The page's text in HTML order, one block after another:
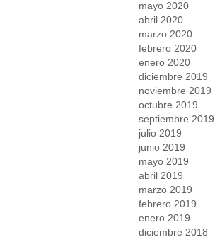
mayo 2020
abril 2020
marzo 2020
febrero 2020
enero 2020
diciembre 2019
noviembre 2019
octubre 2019
septiembre 2019
julio 2019
junio 2019
mayo 2019
abril 2019
marzo 2019
febrero 2019
enero 2019
diciembre 2018